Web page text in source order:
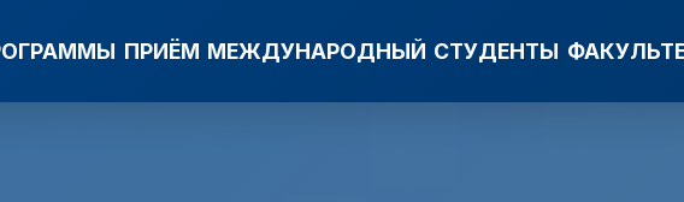
ПРИЁМ МЕЖДУНАРОДНЫЙ СТУДЕНТЫ